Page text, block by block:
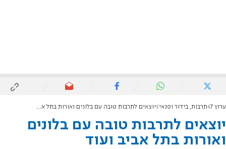
ערוץ 7 תרבות, בידור ופנאי יוצאים לתרבות טובה עם בלונים ואורות בתל אביב ועוד
יוצאים לתרבות טובה עם בלונים
ואורות בתל אביב ועוד